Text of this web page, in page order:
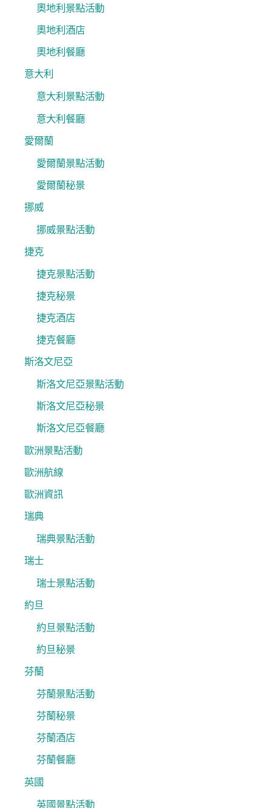
奧地利景點活動
奧地利酒店
奧地利餐廳
意大利
意大利景點活動
意大利餐廳
愛爾蘭
愛爾蘭景點活動
愛爾蘭秘景
挪威
挪威景點活動
捷克
捷克景點活動
捷克秘景
捷克酒店
捷克餐廳
斯洛文尼亞
斯洛文尼亞景點活動
斯洛文尼亞秘景
斯洛文尼亞餐廳
歐洲景點活動
歐洲航線
歐洲資訊
瑞典
瑞典景點活動
瑞士
瑞士景點活動
約旦
約旦景點活動
約旦秘景
芬蘭
芬蘭景點活動
芬蘭秘景
芬蘭酒店
芬蘭餐廳
英國
英國景點活動